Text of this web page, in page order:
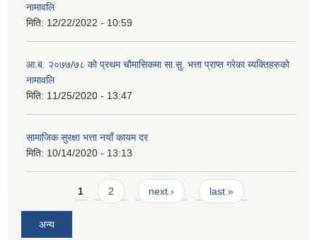
नामावलि
मिति: 12/22/2022 - 10:59
आ.ब. २०७७/७८ को प्रथम चौमासिकमा सा.सु. भत्ता प्राप्त गरेका ब्यक्तिहरुको
नामावलि
मिति: 11/25/2020 - 13:47
सामाजिक सुरक्षा भत्ता नयाँ कायम दर
मिति: 10/14/2020 - 13:13
Pages1 2 next › last »
अन्य